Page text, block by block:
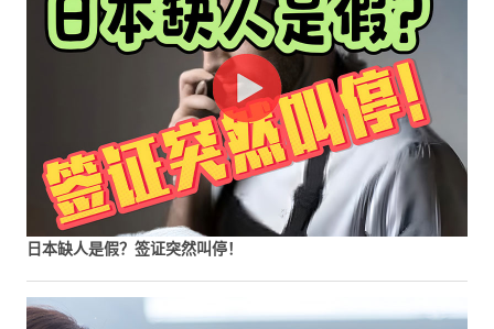
日本缺人是假？签证突然叫停！